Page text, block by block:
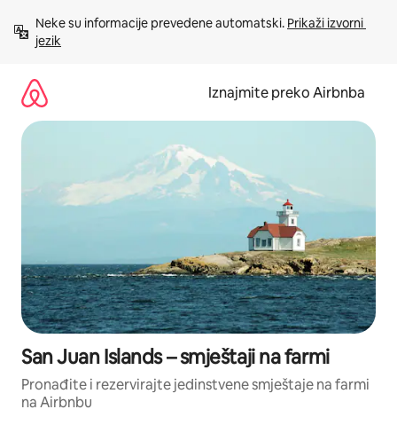
sadržaj
Neke su informacije prevedene automatski. Prikaži izvorni
jezik
Iznajmite preko Airbnba
San Juan Islands – smještaji na farmi
Pronađite i rezervirajte jedinstvene smještaje na farmi
na Airbnbu